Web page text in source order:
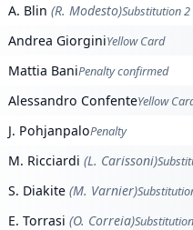
A. Blin (R. Modesto)Substitution 2
Andrea GiorginiYellow Card
Mattia BaniPenalty confirmed
Alessandro ConfenteYellow
J. PohjanpaloPenalty
M. Ricciardi (L. Carissoni)
S. Diakite (M. Varnier)
E. Torrasi (O. Correia)